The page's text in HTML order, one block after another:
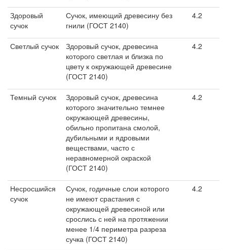
Здоровый
сучок
Сучок, имеющий древесину без
гнили (ГОСТ 2140)
4.2
Светлый сучок
Здоровый сучок, древесина
которого светлая и близка по
цвету к окружающей древесине
(ГОСТ 2140)
4.2
Темный сучок
Здоровый сучок, древесина
которого значительно темнее
окружающей древесины,
обильно пропитана смолой,
дубильными и ядровыми
веществами, часто с
неравномерной окраской
(ГОСТ 2140)
4.2
Несросшийся
сучок
Сучок, годичные слои которого
не имеют срастания с
окружающей древесиной или
срослись с ней на протяжении
менее 1/4 периметра разреза
сучка (ГОСТ 2140)
4.2